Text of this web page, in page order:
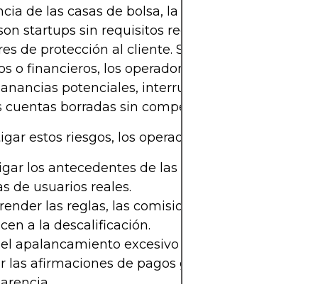
de las casas de bolsa, la mayoría de las
startups sin requisitos regulatorios de capital
de protección al cliente. Si cierran debido a
o financieros, los operadores financiados
potenciales, interrumpir los calendarios
cuentas borradas sin compensación.
estos riesgos, los operadores deben:
los antecedentes de las empresas propias y
de usuarios reales.
las reglas, las comisiones y los escenarios
a la descalificación.
apalancamiento excesivo durante las
las afirmaciones de pagos garantizados sin